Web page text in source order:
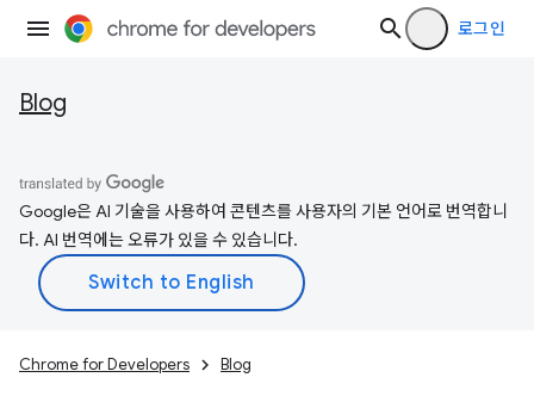
로그인
Blog
Google은 AI 기술을 사용하여 콘텐츠를 사용자의 기본 언어로 번역합니
다. AI 번역에는 오류가 있을 수 있습니다.
Chrome for Developers Blog